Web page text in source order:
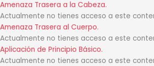
Amenaza Trasera a la Cabeza.
Actualmente no tienes acceso a este
Amenaza Trasera al Cuerpo.
Actualmente no tienes acceso a este
Aplicación de Principio Básico.
Actualmente no tienes acceso a este